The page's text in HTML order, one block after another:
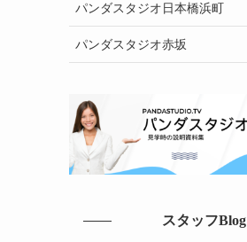
パンダスタジオ日本橋浜町
パンダスタジオ赤坂
スタッフBlog